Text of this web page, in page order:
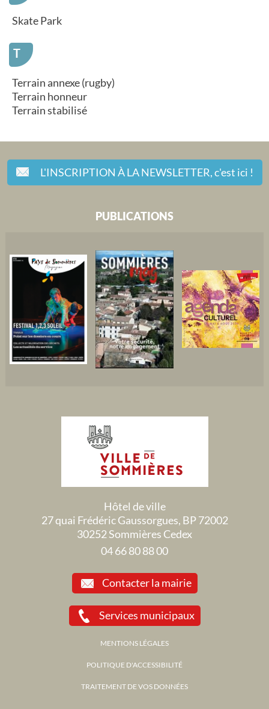
Skate Park
T
Terrain annexe (rugby)
Terrain honneur
Terrain stabilisé
L'INSCRIPTION À LA NEWSLETTER,c'est ici !
PUBLICATIONS
Hôtel de ville
27 quai Frédéric Gaussorgues, BP 72002
30252 Sommières Cedex
04 66 80 88 00
Contacter la mairie
Services municipaux
MENTIONS LÉGALES
POLITIQUE D'ACCESSIBILITÉ
TRAITEMENT DE VOS DONNÉES